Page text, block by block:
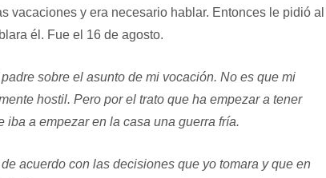
vacaciones y era necesario hablar. Entonces le pidió al
él. Fue el 16 de agosto.
sobre el asunto de mi vocación. No es que mi
hostil. Pero por el trato que ha empezar a tener
a empezar en la casa una guerra fría.
acuerdo con las decisiones que yo tomara y que en